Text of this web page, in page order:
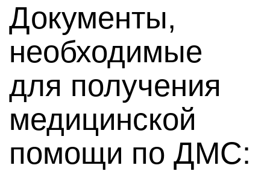
Документы,
необходимые
для получения
медицинской
помощи по ДМС: